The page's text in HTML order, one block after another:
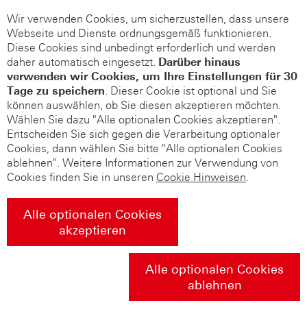
Wir verwenden Cookies, um sicherzustellen, dass unsere
Webseite und Dienste ordnungsgemäß funktionieren.
Diese Cookies sind unbedingt erforderlich und werden
daher automatisch eingesetzt. Darüber hinaus
verwenden wir Cookies, um Ihre Einstellungen für 30
Tage zu speichern. Dieser Cookie ist optional und Sie
können auswählen, ob Sie diesen akzeptieren möchten.
Wählen Sie dazu "Alle optionalen Cookies akzeptieren".
Entscheiden Sie sich gegen die Verarbeitung optionaler
Cookies, dann wählen Sie bitte "Alle optionalen Cookies
ablehnen". Weitere Informationen zur Verwendung von
Cookies finden Sie in unseren Cookie Hinweisen.
Alle optionalen Cookies
akzeptieren
Alle optionalen Cookies
ablehnen